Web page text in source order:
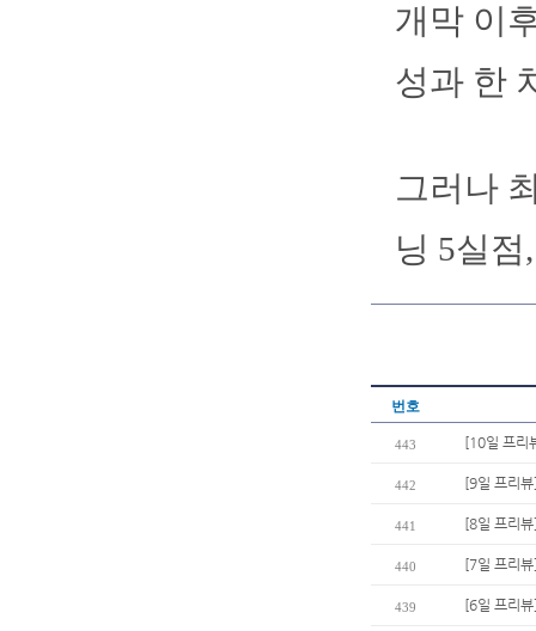
개막 이
성과 한
그러나
닝 5실
번호
443 [10일 프리
442 [9일 프리
441 [8일 프리
440 [7일 프리
439 [6일 프리